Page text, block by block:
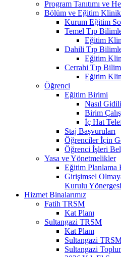
Program Tanıtımı ve
Bölüm ve Eğitim
Kurum Eğitim
Temel Tıp
Eğitim
Dahili Tıp
Eğitim
Cerrahi Tıp
Eğitim
Öğrenci
Eğitim Birimi
Nasıl
Birim
İç Hat
Staj Başvuruları
Öğrenciler İçin
Öğrenci İşleri
Yasa ve Yönetmelikler
Eğitim
Girişimsel
Kurulu Yönergesi
Hizmet Binalarımız
Fatih TRSM
Kat Planı
Sultangazi TRSM
Kat Planı
Sultangazi
Sultangazi